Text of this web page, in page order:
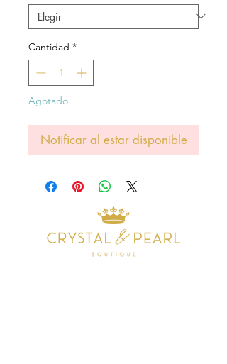
Cantidad *
Agotado
Notificar al estar disponible